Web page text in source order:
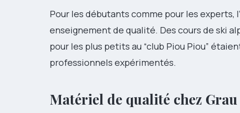
Pour les débutants comme pour les experts,
enseignement de qualité. Des cours de ski
pour les plus petits au “club Piou Piou”
professionnels expérimentés.
Matériel de qualité chez